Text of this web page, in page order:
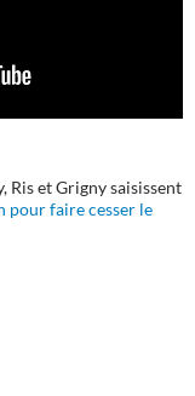
Ris et Grigny saisissent
pour faire cesser le